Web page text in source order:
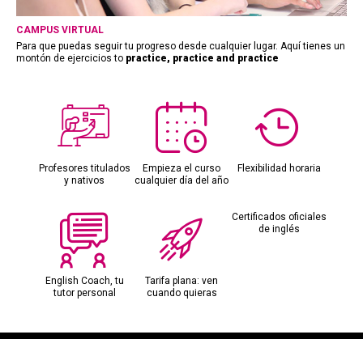
CAMPUS VIRTUAL
Para que puedas seguir tu progreso desde cualquier lugar. Aquí tienes un
montón de ejercicios to practice, practice and practice
Profesores titulados
y nativos
Empieza el curso
cualquier día del año
Flexibilidad horaria
English Coach, tu
tutor personal
Tarifa plana: ven
cuando quieras
Certificados oficiales
de inglés